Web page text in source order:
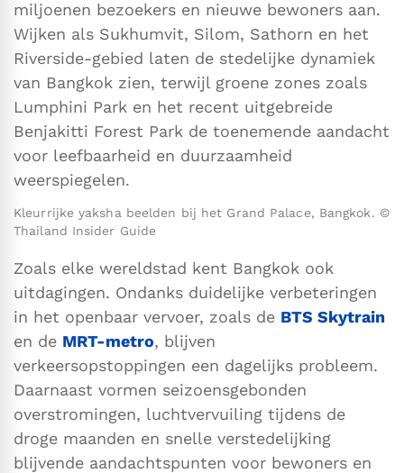
miljoenen bezoekers en nieuwe bewoners aan.
Wijken als Sukhumvit, Silom, Sathorn en het
Riverside-gebied laten de stedelijke dynamiek
van Bangkok zien, terwijl groene zones zoals
Lumphini Park en het recent uitgebreide
Benjakitti Forest Park de toenemende aandacht
voor leefbaarheid en duurzaamheid
weerspiegelen.
Kleurrijke yaksha beelden bij het Grand Palace, Bangkok. ©
Thailand Insider Guide
Zoals elke wereldstad kent Bangkok ook
uitdagingen. Ondanks duidelijke verbeteringen
in het openbaar vervoer, zoals de BTS Skytrain
en de MRT-metro, blijven
verkeersopstoppingen een dagelijks probleem.
Daarnaast vormen seizoensgebonden
overstromingen, luchtvervuiling tijdens de
droge maanden en snelle verstedelijking
blijvende aandachtspunten voor bewoners en